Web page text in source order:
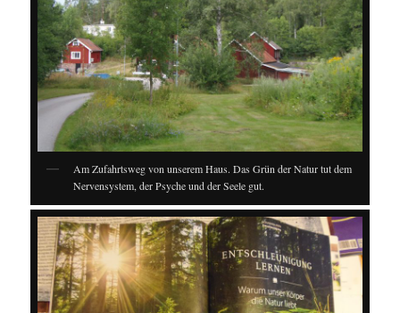
Am Zufahrtsweg von unserem Haus. Das Grün der Natur tut dem
Nervensystem, der Psyche und der Seele gut.